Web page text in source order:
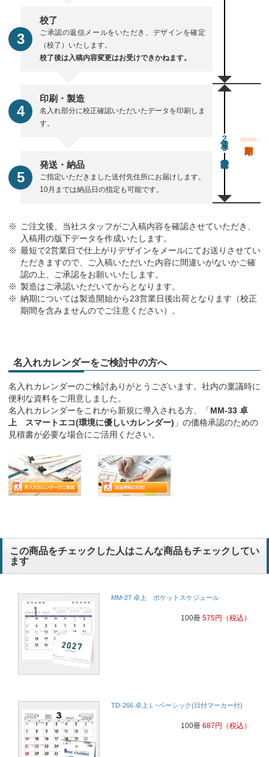
校了
ご承認の返信メールをいただき、デザインを確定
（校了）いたします。
校了後は入稿内容変更はお受けできかねます。
印刷・製造
名入れ部分に校正確認いただいたデータを印刷しま
す。
発送・納品
ご指定いただきました送付先住所にお届けします。
10月までは納品日の指定も可能です。
通常23営業日後出荷
ご注文後、当社スタッフがご入稿内容を確認させていただき、
入稿用の版下データを作成いたします。
最短で2営業日で仕上がりデザインをメールにてお送りさせてい
ただきますので、ご入稿いただいた内容に間違いがないかご確
認の上、ご承認をお願いいたします。
製造はご承認いただいてからとなります。
納期については製造開始から23営業日後出荷となります（校正
期間を含みませんのでご注意ください）。
名入れカレンダーをご検討中の方へ
名入れカレンダーのご検討ありがとうございます。社内の稟議時に
便利な資料をご用意しました。
名入れカレンダーをこれから新規に導入される方、「MM-33 卓
上 スマートエコ(環境に優しいカレンダー) 」の価格承認のための
見積書が必要な場合にご活用ください。
この商品をチェックした人はこんな商品もチェックしてい
ます
MM-27 卓上 ポケットスケジュール
100冊 575円 （税込）
TD-266 卓上Ｌ･ベーシック(日付マーカー付)
100冊 687 円 （税込）